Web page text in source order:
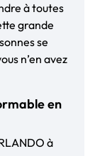
à toutes
grande
se
n’en avez
en
à